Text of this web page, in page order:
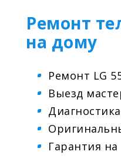
Ремонт
на дому
Ремонт LG
Выезд
Гарантия